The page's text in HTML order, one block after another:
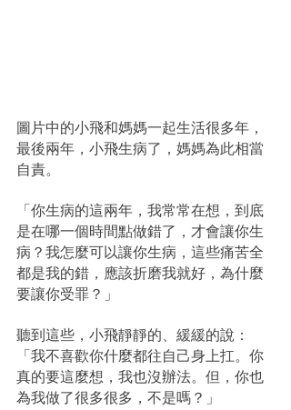
圖片中的小飛和媽媽一起生活很多年，
最後兩年，小飛生病了，媽媽為此相當
自責。
「你生病的這兩年，我常常在想，到底
是在哪一個時間點做錯了，才會讓你生
病？我怎麼可以讓你生病，這些痛苦全
都是我的錯，應該折磨我就好，為什麼
要讓你受罪？」
聽到這些，小飛靜靜的、緩緩的說：
「我不喜歡你什麼都往自己身上扛。你
真的要這麼想，我也沒辦法。但，你也
為我做了很多很多，不是嗎？」